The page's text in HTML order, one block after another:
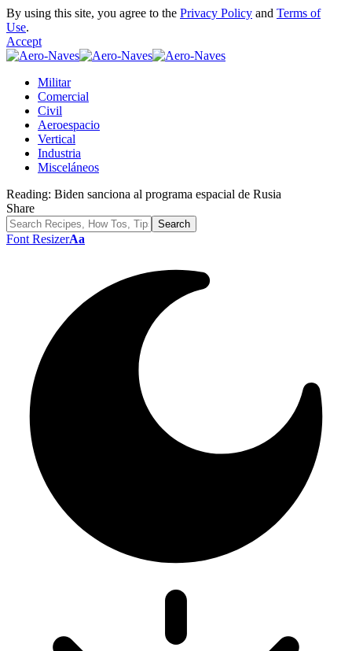
By using this site, you agree to the Privacy Policy and Terms of
Use.
Accept
Militar
Comercial
Civil
Aeroespacio
Vertical
Industria
Misceláneos
Reading: Biden sanciona al programa espacial de Rusia
Share
Font ResizerAa